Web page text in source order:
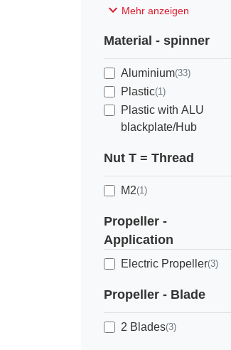
expand_more Mehr anzeigen
Material - spinner
Aluminium(33)
Plastic(1)
Plastic with ALU
blackplate/Hub
Nut T = Thread
M2(1)
Propeller -
Application
Electric Propeller(3)
Propeller - Blade
2 Blades(3)